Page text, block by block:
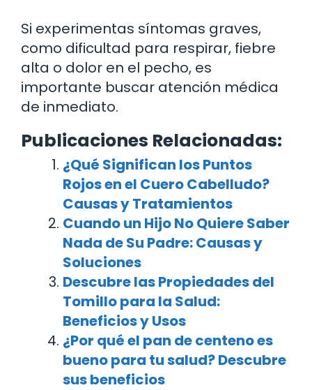
Si experimentas síntomas graves,
como dificultad para respirar, fiebre
alta o dolor en el pecho, es
importante buscar atención médica
de inmediato.
Publicaciones Relacionadas:
¿Qué Significan los Puntos
Rojos en el Cuero Cabelludo?
Causas y Tratamientos
Cuando un Hijo No Quiere Saber
Nada de Su Padre: Causas y
Soluciones
Descubre las Propiedades del
Tomillo para la Salud:
Beneficios y Usos
¿Por qué el pan de centeno es
bueno para tu salud? Descubre
sus beneficios